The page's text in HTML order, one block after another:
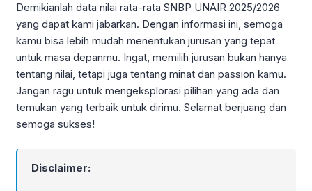
Demikianlah data nilai rata-rata SNBP UNAIR 2025/2026
yang dapat kami jabarkan. Dengan informasi ini, semoga
kamu bisa lebih mudah menentukan jurusan yang tepat
untuk masa depanmu. Ingat, memilih jurusan bukan hanya
tentang nilai, tetapi juga tentang minat dan passion kamu.
Jangan ragu untuk mengeksplorasi pilihan yang ada dan
temukan yang terbaik untuk dirimu. Selamat berjuang dan
semoga sukses!
Disclaimer: